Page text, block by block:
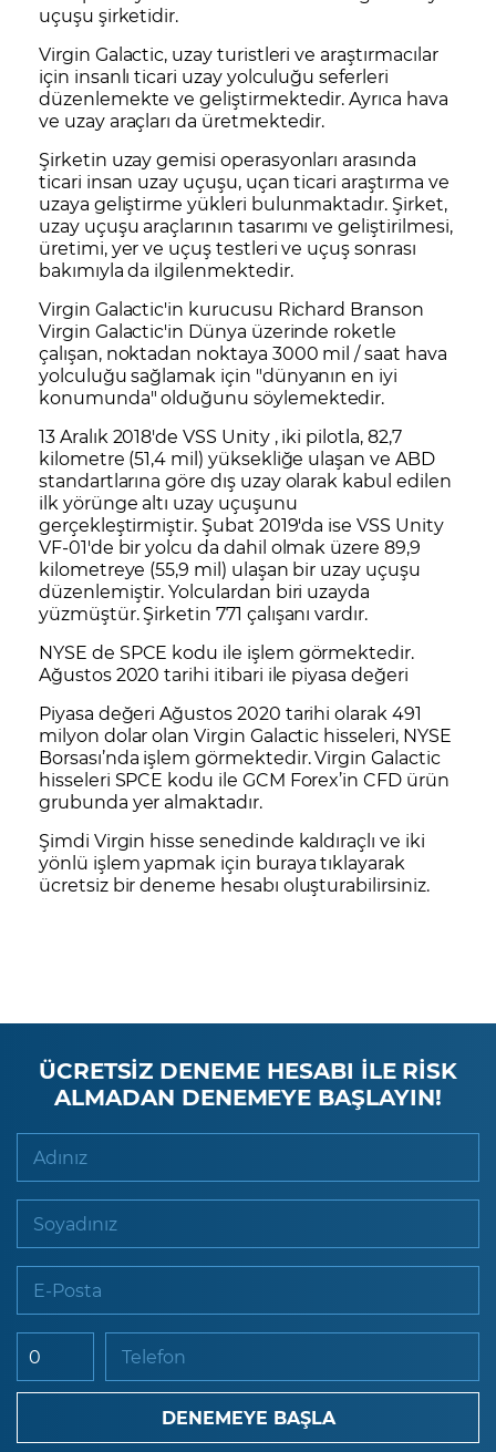
uçuşu şirketidir.
Virgin Galactic, uzay turistleri ve araştırmacılar
için insanlı ticari uzay yolculuğu seferleri
düzenlemekte ve geliştirmektedir. Ayrıca hava
ve uzay araçları da üretmektedir.
Şirketin uzay gemisi operasyonları arasında
ticari insan uzay uçuşu, uçan ticari araştırma ve
uzaya geliştirme yükleri bulunmaktadır. Şirket,
uzay uçuşu araçlarının tasarımı ve geliştirilmesi,
üretimi, yer ve uçuş testleri ve uçuş sonrası
bakımıyla da ilgilenmektedir.
Virgin Galactic'in kurucusu Richard Branson
Virgin Galactic'in Dünya üzerinde roketle
çalışan, noktadan noktaya 3000 mil / saat hava
yolculuğu sağlamak için "dünyanın en iyi
konumunda" olduğunu söylemektedir.
13 Aralık 2018'de VSS Unity , iki pilotla, 82,7
kilometre (51,4 mil) yüksekliğe ulaşan ve ABD
standartlarına göre dış uzay olarak kabul edilen
ilk yörünge altı uzay uçuşunu
gerçekleştirmiştir. Şubat 2019'da ise VSS Unity
VF-01'de bir yolcu da dahil olmak üzere 89,9
kilometreye (55,9 mil) ulaşan bir uzay uçuşu
düzenlemiştir. Yolculardan biri uzayda
yüzmüştür. Şirketin 771 çalışanı vardır.
NYSE de SPCE kodu ile işlem görmektedir.
Ağustos 2020 tarihi itibari ile piyasa değeri
Piyasa değeri Ağustos 2020 tarihi olarak 491
milyon dolar olan Virgin Galactic hisseleri, NYSE
Borsası’nda işlem görmektedir. Virgin Galactic
hisseleri SPCE kodu ile GCM Forex’inCFD ürün
grubunda yer almaktadır.
Şimdi Virgin hisse senedinde kaldıraçlı ve iki
yönlü işlem yapmak için buraya tıklayarak
ücretsiz bir deneme hesabı oluşturabilirsiniz.
ÜCRETSİZ DENEME HESABI İLE RİSK
ALMADAN DENEMEYE BAŞLAYIN!
Adınız
Soyadınız
E-Posta
Telefon